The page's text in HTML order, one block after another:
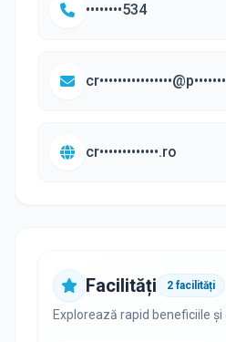
••••••••534
cr•••••••••••••.ro
Facilități 2 facilități
Explorează rapid beneficiile